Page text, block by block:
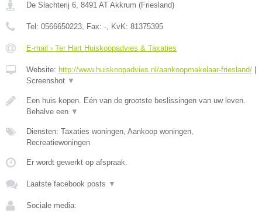
De Slachterij 6, 8491 AT Akkrum (Friesland)
Tel: 0566650223, Fax: -, KvK: 81375395
E-mail › Ter Hart Huiskoopadvies & Taxaties
Website: http://www.huiskoopadvies.nl/aankoopmakelaar-friesland/
Screenshot ▼
Een huis kopen. Eén van de grootste beslissingen van uw leven.
Behalve een ▼
Diensten: Taxaties woningen, Aankoop woningen,
Recreatiewoningen
Er wordt gewerkt op afspraak.
Laatste facebook posts ▼
Sociale media: